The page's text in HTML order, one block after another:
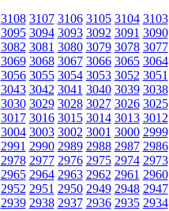
3108 3107 3106 3105 3104 3103
3095 3094 3093 3092 3091 3090
3082 3081 3080 3079 3078 3077
3069 3068 3067 3066 3065 3064
3056 3055 3054 3053 3052 3051
3043 3042 3041 3040 3039 3038
3030 3029 3028 3027 3026 3025
3017 3016 3015 3014 3013 3012
3004 3003 3002 3001 3000 2999
2991 2990 2989 2988 2987 2986
2978 2977 2976 2975 2974 2973
2965 2964 2963 2962 2961 2960
2952 2951 2950 2949 2948 2947
2939 2938 2937 2936 2935 2934